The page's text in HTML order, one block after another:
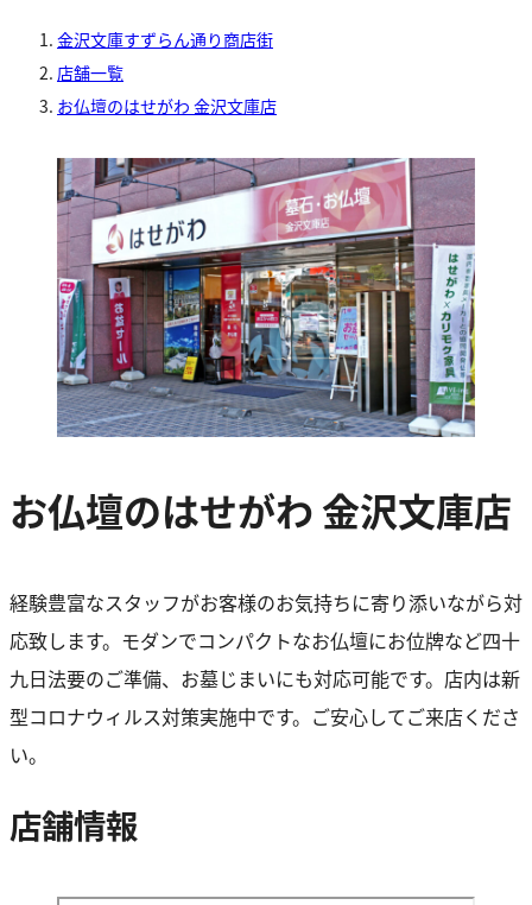
金沢文庫すずらん通り商店街
店舗一覧
お仏壇のはせがわ 金沢文庫店
お仏壇のはせがわ 金沢文庫店
経験豊富なスタッフがお客様のお気持ちに寄り添いながら対
応致します。モダンでコンパクトなお仏壇にお位牌など四十
九日法要のご準備、お墓じまいにも対応可能です。店内は新
型コロナウィルス対策実施中です。ご安心してご来店くださ
い。
店舗情報